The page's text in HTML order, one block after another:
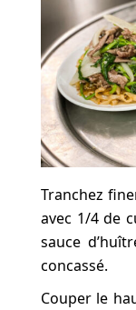
Tranchez
avec 1/4 de
sauce
concassé.
Couper le